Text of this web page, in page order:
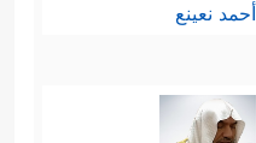
أحمد نعينع